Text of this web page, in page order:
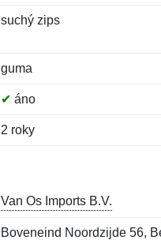
suchý zips
guma
✔ áno
2 roky
Van Os Imports B.V.
Boveneind Noordzijde 56,